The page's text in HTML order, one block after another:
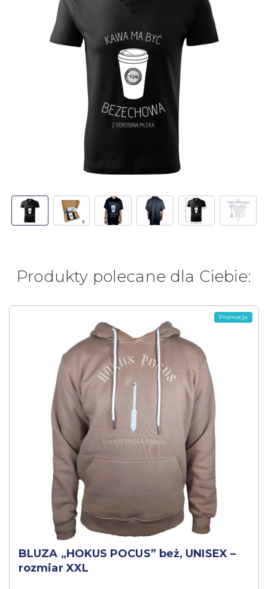
Produkty polecane dla Ciebie:
BLUZA „HOKUS POCUS” beż, UNISEX –
rozmiar XXL
Promocja